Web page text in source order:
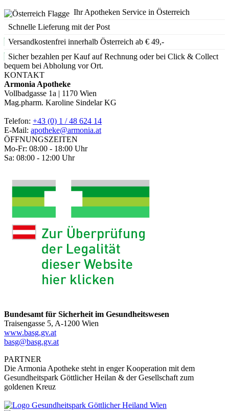
Ihr Apotheken Service in Österreich
Schnelle Lieferung mit der Post
Versandkostenfrei innerhalb Österreich ab € 49,-
Sicher bezahlen per Kauf auf Rechnung oder bei Click & Collect
bequem bei Abholung vor Ort.
KONTAKT
Armonia Apotheke
Vollbadgasse 1a | 1170 Wien
Mag.pharm. Karoline Sindelar KG
Telefon: +43 (0) 1 / 48 624 14
E-Mail: apotheke@armonia.at
ÖFFNUNGSZEITEN
Mo-Fr: 08:00 - 18:00 Uhr
Sa: 08:00 - 12:00 Uhr
Bundesamt für Sicherheit im Gesundheitswesen
Traisengasse 5, A-1200 Wien
www.basg.gv.at
basg@basg.gv.at
PARTNER
Die Armonia Apotheke steht in enger Kooperation mit dem
Gesundheitspark Göttlicher Heilan & der Gesellschaft zum
goldenen Kreuz